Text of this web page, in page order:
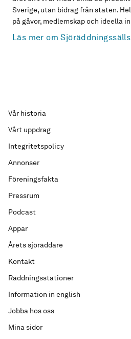
Sverige, utan bidrag från staten.
på gåvor, medlemskap och ideella
Läs mer om
Vår historia
Vårt uppdrag
Integritetspolicy
Annonser
Föreningsfakta
Pressrum
Podcast
Appar
Årets sjöräddare
Kontakt
Räddningsstationer
Information in english
Jobba hos oss
Mina sidor